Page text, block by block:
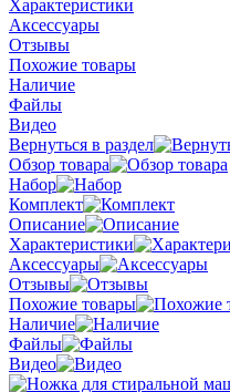
Характеристики
Аксессуары
Отзывы
Похожие товары
Наличие
Файлы
Видео
Вернуться в раздел
Обзор товара
Набор
Комплект
Описание
Характеристики
Аксессуары
Отзывы
Похожие товары
Наличие
Файлы
Видео